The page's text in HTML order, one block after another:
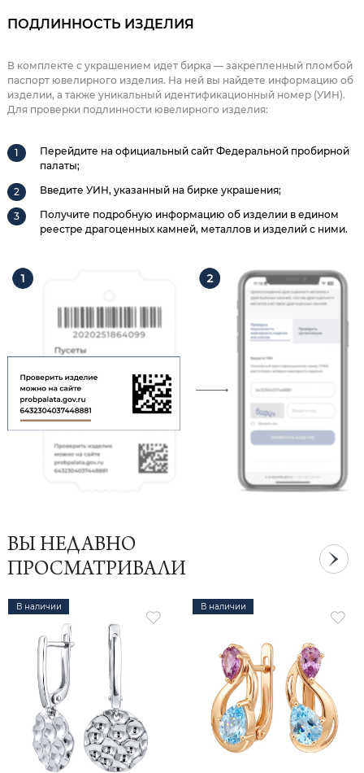
ПОДЛИННОСТЬ ИЗДЕЛИЯ
В комплекте с украшением идет бирка — закрепленный пломбой
паспорт ювелирного изделия. На ней вы найдете информацию об
изделии, а также уникальный идентификационный номер (УИН).
Для проверки подлинности ювелирного изделия:
Перейдите на официальный сайт Федеральной пробирной
палаты;
Введите УИН, указанный на бирке украшения;
Получите подробную информацию об изделии в едином
реестре драгоценных камней, металлов и изделий с ними.
ВЫ НЕДАВНО
ПРОСМАТРИВАЛИ
В наличии В наличии